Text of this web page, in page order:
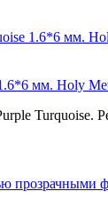
мм. Holy
Turquoise.